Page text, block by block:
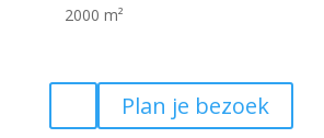
2000 m²
Plan je bezoek